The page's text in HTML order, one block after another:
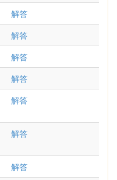
解答
解答
解答
解答
解答
解答
解答